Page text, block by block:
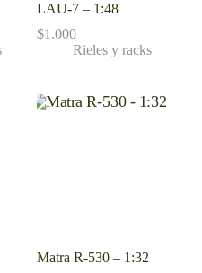
LAU-7 – 1:48
$1.000
Rieles y racks
Matra R-530 – 1:32